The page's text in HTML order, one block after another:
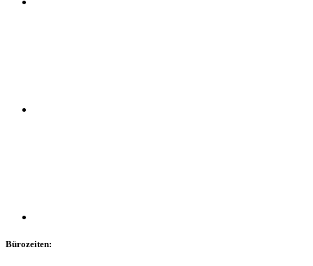
Bürozeiten: